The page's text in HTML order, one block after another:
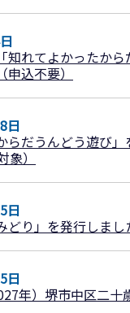
知れてよかったから
込不要）
日
らだうんどう遊び
象）
日
どり」を発行しまし
日
年）堺市中区二十